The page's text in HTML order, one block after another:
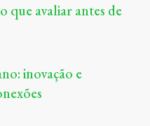
que avaliar antes de
inovação e